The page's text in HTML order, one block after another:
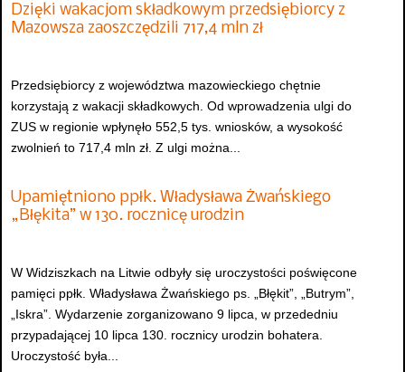
Dzięki wakacjom składkowym przedsiębiorcy z
Mazowsza zaoszczędzili 717,4 mln zł
Przedsiębiorcy z województwa mazowieckiego chętnie
korzystają z wakacji składkowych. Od wprowadzenia ulgi do
ZUS w regionie wpłynęło 552,5 tys. wniosków, a wysokość
zwolnień to 717,4 mln zł. Z ulgi można...
Upamiętniono ppłk. Władysława Żwańskiego
„Błękita” w 130. rocznicę urodzin
W Widziszkach na Litwie odbyły się uroczystości poświęcone
pamięci ppłk. Władysława Żwańskiego ps. „Błękit”, „Butrym”,
„Iskra”. Wydarzenie zorganizowano 9 lipca, w przededniu
przypadającej 10 lipca 130. rocznicy urodzin bohatera.
Uroczystość była...